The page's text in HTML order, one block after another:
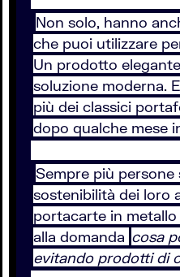
Non solo, hanno
che puoi utilizzare
Un prodotto
soluzione moderna.
più dei classici
dopo qualche mese
Sempre più
sostenibilità dei loro
portacarte in
alla domanda cosa
evitando prodotti di